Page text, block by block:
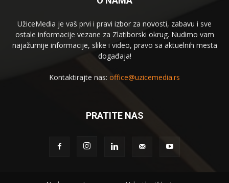
UžiceMedia je vaš prvi i pravi izbor za novosti, zabavu i sve
ostale informacije vezane za Zlatiborski okrug. Nudimo vam
najažurnije informacije, slike i video, pravo sa aktuelnih mesta
događaja!
Kontaktirajte nas: office@uzicemedia.rs
PRATITE NAS